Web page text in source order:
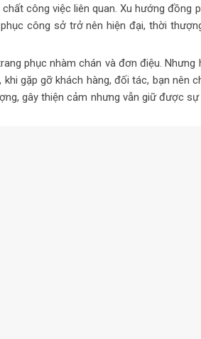
công việc liên quan. Xu hướng đồng
công sở trở nên hiện đại, thời
phục nhàm chán và đơn điệu. Nhưng
gặp gỡ khách hàng, đối tác, bạn nên
gây thiện cảm nhưng vẫn giữ được